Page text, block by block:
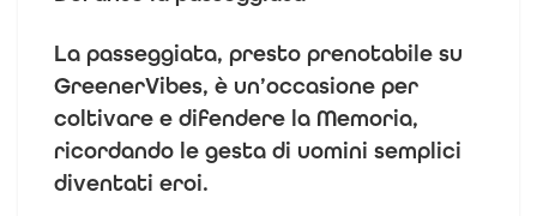
La passeggiata, presto prenotabile su
GreenerVibes, è un’occasione per
coltivare e difendere la Memoria,
ricordando le gesta di uomini semplici
diventati eroi.